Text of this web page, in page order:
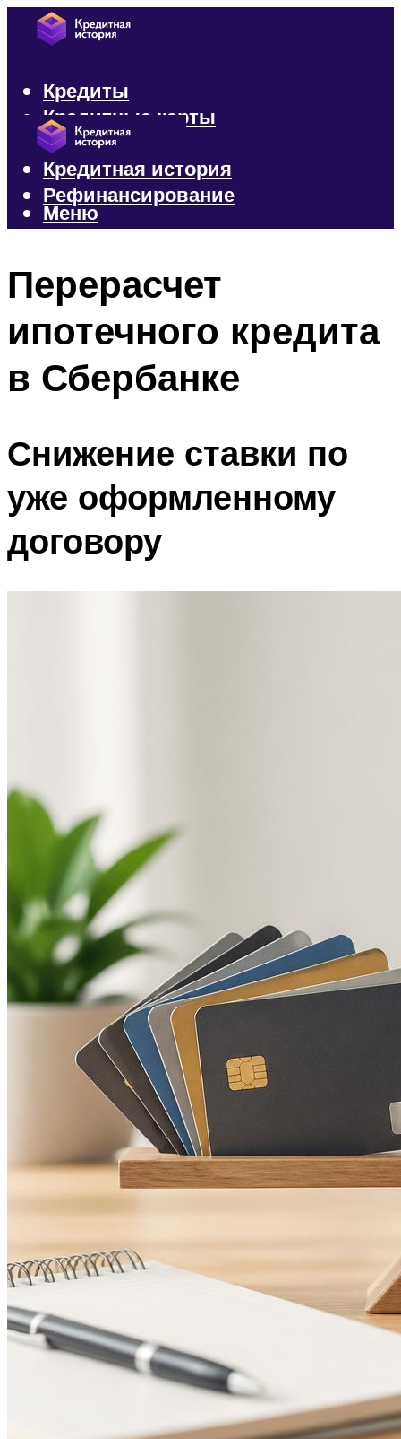
Кредиты
Кредитные карты
Микрозаймы
Кредитная история
Рефинансирование
Меню
Перерасчет
ипотечного кредита
в Сбербанке
Снижение ставки по
уже оформленному
договору